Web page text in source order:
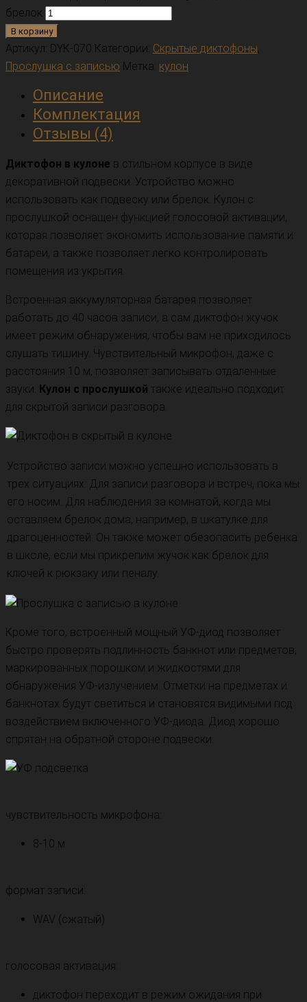
брелок
В корзину
Артикул: DYK-070 Категории: Скрытые диктофоны,
Прослушка с записью Метка: кулон
Описание
Комплектация
Отзывы (4)
Диктофон в кулоне в стильном корпусе в виде
декоративной подвески. Устройство можно
использовать как подвеску или брелок. Кулон с
прослушкой оснащен функцией голосовой активации,
которая позволяет экономить использование памяти и
батареи, а также позволяет легко контролировать
помещения из укрытия.
Встроенная аккумуляторная батарея позволяет
работать до 40 часов записи, а сам диктофон жучок
имеет режим обнаружения, чтобы вам не приходилось
слушать тишину. Чувствительный микрофон, даже с
расстояния 10 м, позволяет записывать отдаленные
звуки. Кулон с прослушкой также идеально подходит
для скрытой записи разговора.
Устройство записи можно успешно использовать в
трех ситуациях: Для записи разговора и встреч, пока мы
его носим. Для наблюдения за комнатой, когда мы
оставляем брелок дома, например, в шкатулке для
драгоценностей. Он также может обезопасить ребенка
в школе, если мы прикрепим жучок как брелок для
ключей к рюкзаку или пеналу.
Кроме того, встроенный мощный УФ-диод позволяет
быстро проверять подлинность банкнот или предметов,
маркированных порошком и жидкостями для
обнаружения УФ-излучением. Отметки на предметах и
банкнотах будут светиться и становятся видимыми под
воздействием включенного УФ-диода. Диод хорошо
спрятан на обратной стороне подвески.
чувствительность микрофона:
8-10 м
формат записи:
WAV (сжатый)
голосовая активация:
диктофон переходит в режим ожидания при